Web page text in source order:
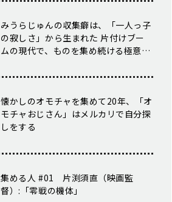
みうらじゅんの収集癖は、「一人っ子
の寂しさ」から生まれた ――片付けブー
ムの現代で、ものを集め続ける極意に
懐かしのオモチャを集めて20年、「オ
モチャおじさん」はメルカリで自分探
しをする
集める人 #01 片渕須直（映画監
督）:「零戦の機体」